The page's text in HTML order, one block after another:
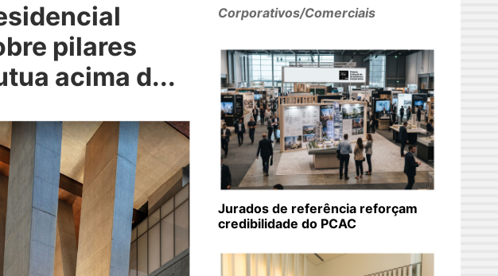
pilares
acima d...
Corporativos/Comerciais
Jurados de referência reforçam
credibilidade do PCAC